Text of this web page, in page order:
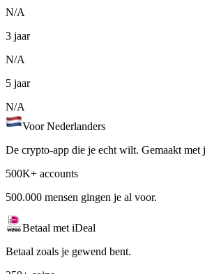
N/A
3 jaar
N/A
5 jaar
N/A
Voor Nederlanders
De crypto-app die je echt wilt. Gemaakt met
500K+ accounts
500.000 mensen gingen je al voor.
Betaal met iDeal
Betaal zoals je gewend bent.